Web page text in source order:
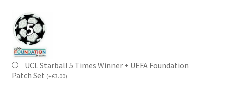
UCL Starball 5 Times Winner + UEFA Foundation
Patch Set (+€3.00)